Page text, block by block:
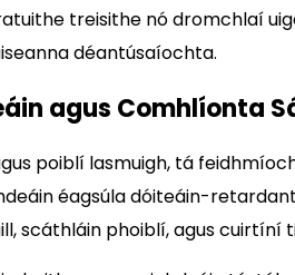
treisithe nó dromchlaí
déantúsaíochta.
agus Comhlíonta
poiblí lasmuigh, tá
éagsúla dóiteáin-
scáthláin phoiblí, agus